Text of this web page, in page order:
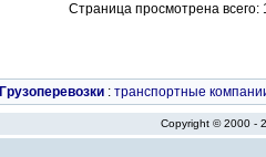
Страница просмотрена всего:
Грузоперевозки : транспортные
Copyright © 2000 -